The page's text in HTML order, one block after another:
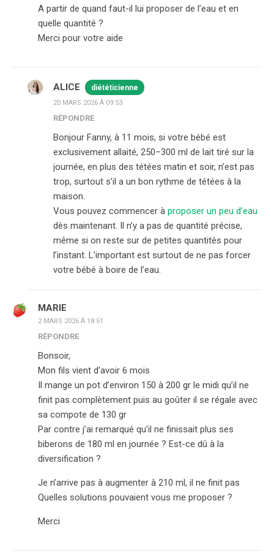
A partir de quand faut-il lui proposer de l’eau et en
quelle quantité ?
Merci pour votre aide
ALICE diététicienne
20 MARS 2026 À 09:53
RÉPONDRE
Bonjour Fanny, à 11 mois, si votre bébé est
exclusivement allaité, 250–300 ml de lait tiré sur la
journée, en plus des tétées matin et soir, n’est pas
trop, surtout s’il a un bon rythme de tétées à la
maison.
Vous pouvez commencer à proposer un peu d’eau
dès maintenant. Il n’y a pas de quantité précise,
même si on reste sur de petites quantités pour
l’instant. L’important est surtout de ne pas forcer
votre bébé à boire de l’eau.
MARIE
2 MARS 2026 À 18:51
RÉPONDRE
Bonsoir,
Mon fils vient d’avoir 6 mois
Il mange un pot d’environ 150 à 200 gr le midi qu’il ne
finit pas complètement puis au goûter il se régale avec
sa compote de 130 gr
Par contre j’ai remarqué qu’il ne finissait plus ses
biberons de 180 ml en journée ? Est-ce dû à la
diversification ?
Je n’arrive pas à augmenter à 210 ml, il ne finit pas
Quelles solutions pouvaient vous me proposer ?
Merci